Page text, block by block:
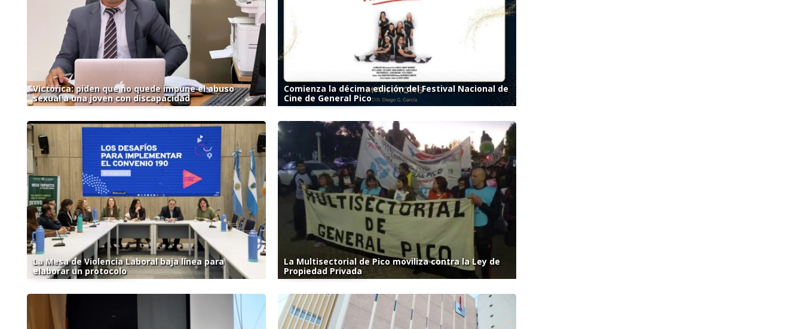
Victorica: piden que no quede impune el abuso
sexual a una joven con discapacidad
Comienza la décima edición del Festival Nacional de
Cine de General Pico
La Mesa de Violencia Laboral baja línea para
elaborar un protocolo
La Multisectorial de Pico moviliza contra la Ley de
Propiedad Privada